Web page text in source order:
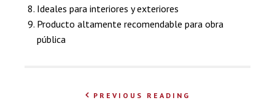
Ideales para interiores y exteriores
Producto altamente recomendable para obra
pública
PREVIOUS READING